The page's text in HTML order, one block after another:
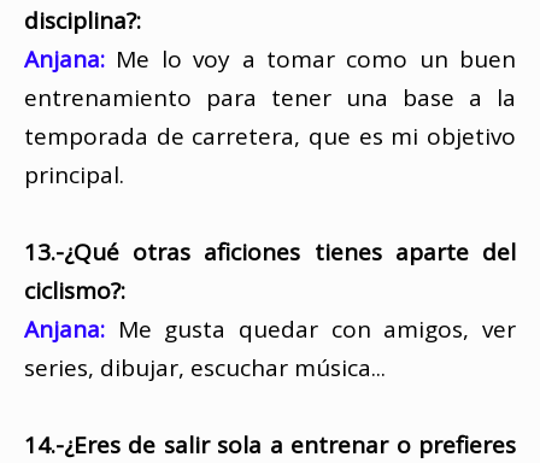
disciplina?:
Anjana: Me lo voy a tomar como un buen
entrenamiento para tener una base a la
temporada de carretera, que es mi objetivo
principal.
13.-¿Qué otras aficiones tienes aparte del
ciclismo?:
Anjana: Me gusta quedar con amigos, ver
series, dibujar, escuchar música...
14.-¿Eres de salir sola a entrenar o prefieres